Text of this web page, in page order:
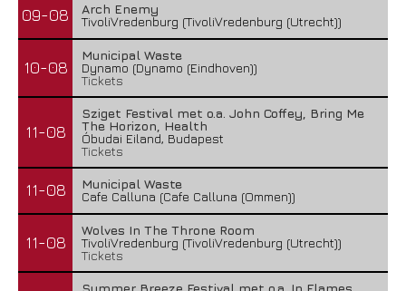
09-08
Arch Enemy
TivoliVredenburg (TivoliVredenburg (Utrecht))
10-08
Municipal Waste
Dynamo (Dynamo (Eindhoven))
Tickets
11-08
Sziget Festival met o.a. John Coffey, Bring Me
The Horizon, Health
Óbudai Eiland, Budapest
Tickets
11-08
Municipal Waste
Cafe Calluna (Cafe Calluna (Ommen))
11-08
Wolves In The Throne Room
TivoliVredenburg (TivoliVredenburg (Utrecht))
Tickets
Summer Breeze Festival met o.a. In Flames,